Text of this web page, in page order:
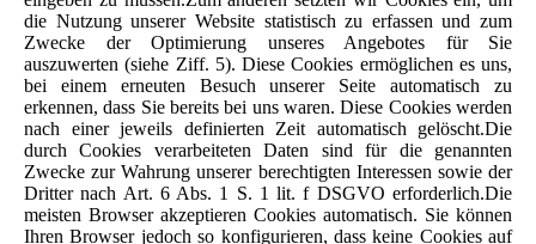
die Nutzung unserer Website statistisch zu erfassen und zum
Zwecke der Optimierung unseres Angebotes für Sie
auszuwerten (siehe Ziff. 5). Diese Cookies ermöglichen es uns,
bei einem erneuten Besuch unserer Seite automatisch zu
erkennen, dass Sie bereits bei uns waren. Diese Cookies werden
nach einer jeweils definierten Zeit automatisch gelöscht.Die
durch Cookies verarbeiteten Daten sind für die genannten
Zwecke zur Wahrung unserer berechtigten Interessen sowie der
Dritter nach Art. 6 Abs. 1 S. 1 lit. f DSGVO erforderlich.Die
meisten Browser akzeptieren Cookies automatisch. Sie können
Ihren Browser jedoch so konfigurieren, dass keine Cookies auf